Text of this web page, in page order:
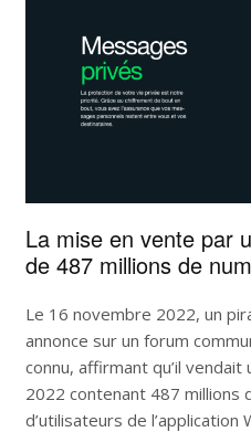
La mise en vente par
de 487 millions de
Le 16 novembre 2022, un
annonce sur un forum
connu, affirmant qu’il
2022 contenant 487 millions
d’utilisateurs de l’application